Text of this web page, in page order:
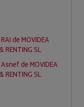
de MOVIDEA
RENTING SL
de MOVIDEA
RENTING SL